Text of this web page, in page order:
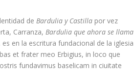
de Bardulia y Castilla por vez
Carranza, Bardulia que ahora se llama
en la escritura fundacional de la iglesia
et frater meo Erbigius, in loco que
fundavimus baselicam in ciuitate